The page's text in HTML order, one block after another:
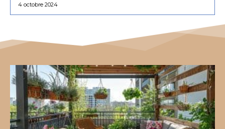
4 octobre 2024